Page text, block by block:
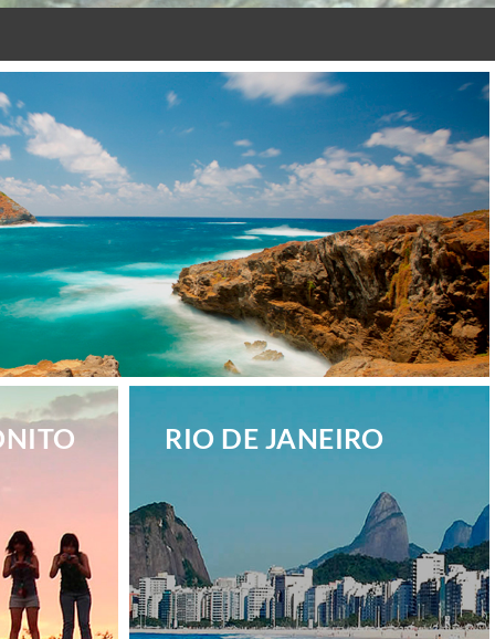
RIO DE JANEIRO